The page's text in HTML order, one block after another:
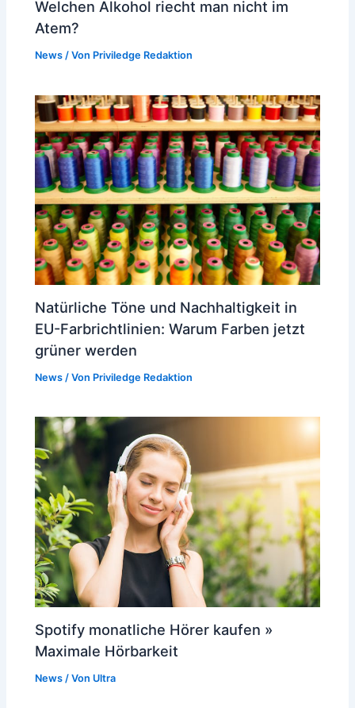
Welchen Alkohol riecht man nicht im
Atem?
News / Von Priviledge Redaktion
Natürliche Töne und Nachhaltigkeit in
EU-Farbrichtlinien: Warum Farben jetzt
grüner werden
News / Von Priviledge Redaktion
Spotify monatliche Hörer kaufen »
Maximale Hörbarkeit
News / Von Ultra